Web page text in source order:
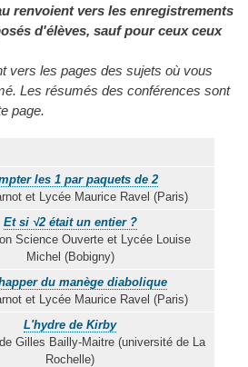
renvoient vers les enregistrements
d'élèves, sauf pour ceux ceux
vers les pages des sujets où vous
Les résumés des conférences sont
page.
les 1 par paquets de 2
et Lycée Maurice Ravel (Paris)
Et si √2 était un entier ?
Science Ouverte et Lycée Louise
Michel (Bobigny)
du manège diabolique
et Lycée Maurice Ravel (Paris)
L'hydre de Kirby
Gilles Bailly-Maitre (université de La
Rochelle)